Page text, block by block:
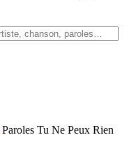
Paroles Tu Ne Peux Rien